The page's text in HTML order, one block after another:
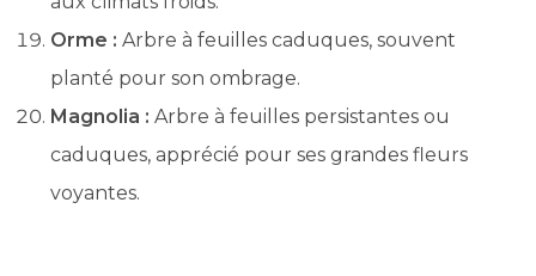
Orme : Arbre à feuilles caduques, souvent
planté pour son ombrage.
Magnolia : Arbre à feuilles persistantes ou
caduques, apprécié pour ses grandes fleurs
voyantes.